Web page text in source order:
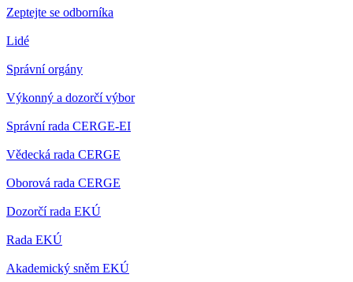
Zeptejte se odborníka
Lidé
Správní orgány
Výkonný a dozorčí výbor
Správní rada CERGE-EI
Vědecká rada CERGE
Oborová rada CERGE
Dozorčí rada EKÚ
Rada EKÚ
Akademický sněm EKÚ